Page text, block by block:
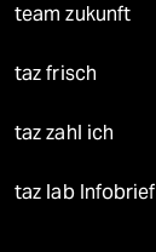
team zukunft
taz frisch
taz zahl ich
taz lab Infobrief